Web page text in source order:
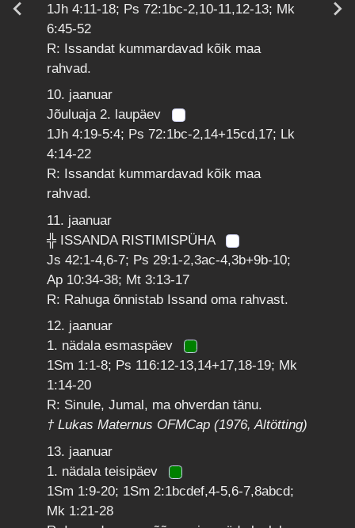
1Jh 4:11-18; Ps 72:1bc-2,10-11,12-13; Mk
6:45-52
R: Issandat kummardavad kõik maa
rahvad.
10. jaanuar
Jõuluaja 2. laupäev
1Jh 4:19-5:4; Ps 72:1bc-2,14+15cd,17; Lk
4:14-22
R: Issandat kummardavad kõik maa
rahvad.
11. jaanuar
╬ ISSANDA RISTIMISPÜHA
Js 42:1-4,6-7; Ps 29:1-2,3ac-4,3b+9b-10;
Ap 10:34-38; Mt 3:13-17
R: Rahuga õnnistab Issand oma rahvast.
12. jaanuar
1. nädala esmaspäev
1Sm 1:1-8; Ps 116:12-13,14+17,18-19; Mk
1:14-20
R: Sinule, Jumal, ma ohverdan tänu.
† Lukas Maternus OFMCap (1976, Altötting)
13. jaanuar
1. nädala teisipäev
1Sm 1:9-20; 1Sm 2:1bcdef,4-5,6-7,8abcd;
Mk 1:21-28